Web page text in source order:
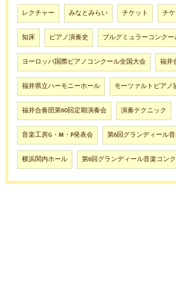
レクチャー みなとみらい チケット チ
知床 ピアノ演奏史 ブルグミュラーコンクー
ヨーロッパ国際ピアノコンクール全国大会 福井
福井県立ハーモニーホール モーツァルトピアノ
福井合奏団第60回定期演奏会 演奏テクニック
音楽工房G・M・P発表会 第6回グランディール
横浜関内ホール 第6回グランディール音楽コン